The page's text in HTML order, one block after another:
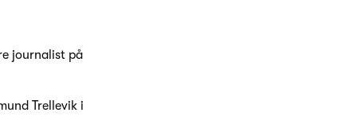
journalist på
Trellevik i